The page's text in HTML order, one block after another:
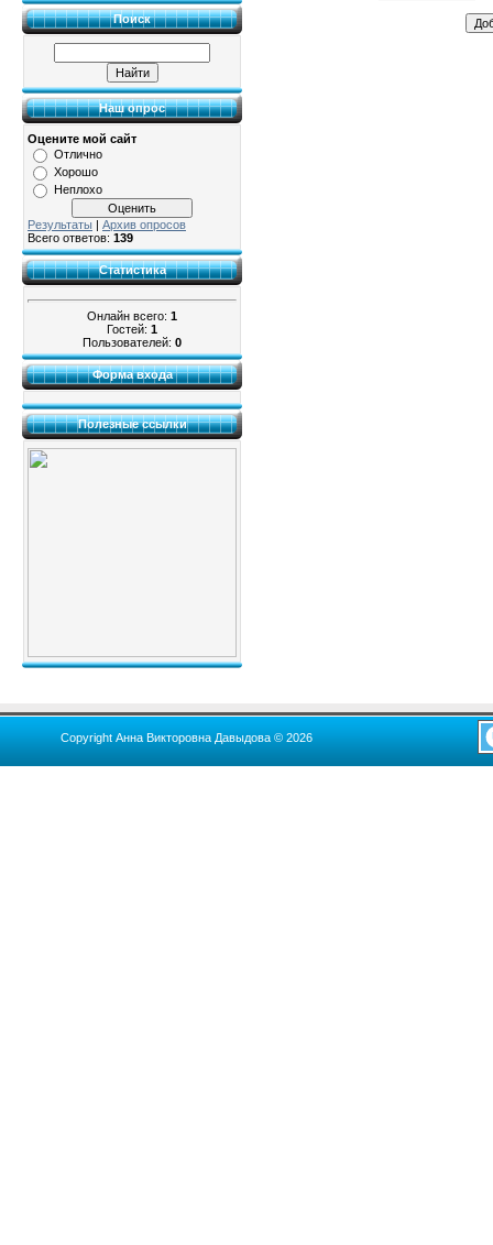
Поиск
Наш опрос
Оцените мой сайт
Отлично
Хорошо
Неплохо
Результаты | Архив опросов
Всего ответов: 139
Статистика
Онлайн всего: 1
Гостей: 1
Пользователей: 0
Форма входа
Полезные ссылки
Copyright Анна Викторовна Давыдова © 2026